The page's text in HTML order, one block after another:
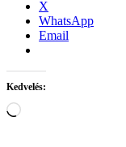
X
WhatsApp
Email
Kedvelés:
Loading…